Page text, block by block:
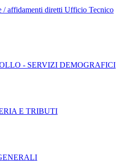
/ affidamenti diretti Ufficio Tecnico
- SERVIZI DEMOGRAFICI
E TRIBUTI